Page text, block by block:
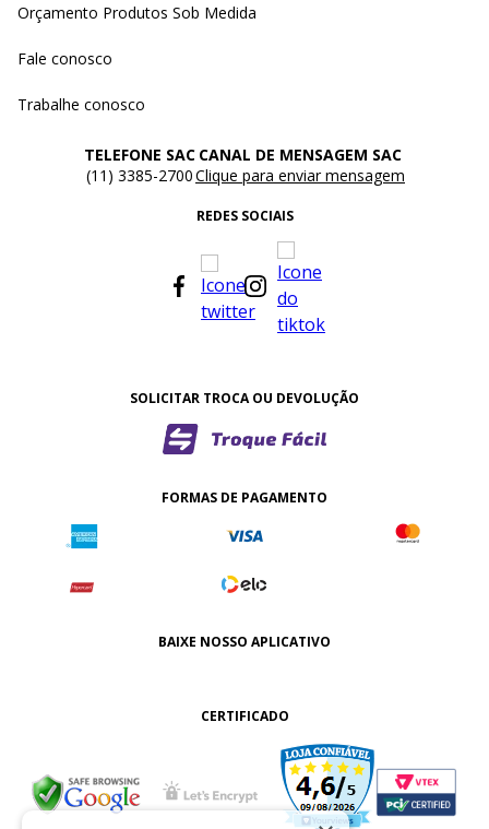
Orçamento Produtos Sob Medida
Fale conosco
Trabalhe conosco
TELEFONE SAC
(11) 3385-2700
CANAL DE MENSAGEM SAC
Clique para enviar mensagem
REDES SOCIAIS
SOLICITAR TROCA OU DEVOLUÇÃO
FORMAS DE PAGAMENTO
BAIXE NOSSO APLICATIVO
CERTIFICADO